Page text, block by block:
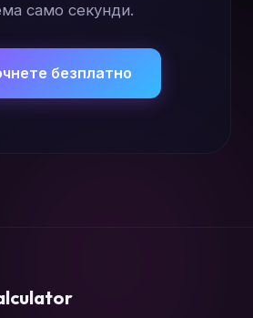
само секунди.
безплатно